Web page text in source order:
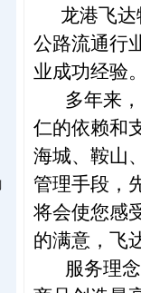
龙港飞
公路流通行
业成功经验
多年来，
仁的依赖和
海城、鞍山
管理手段，
将会使您感
的满意，飞
服务理念